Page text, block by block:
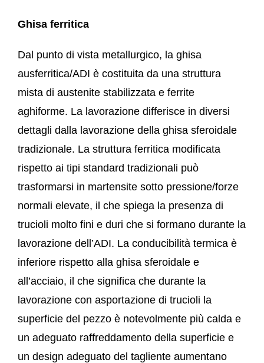
Ghisa ferritica
Dal punto di vista metallurgico, la ghisa
ausferritica/ADI è costituita da una struttura
mista di austenite stabilizzata e ferrite
aghiforme. La lavorazione differisce in diversi
dettagli dalla lavorazione della ghisa sferoidale
tradizionale. La struttura ferritica modificata
rispetto ai tipi standard tradizionali può
trasformarsi in martensite sotto pressione/forze
normali elevate, il che spiega la presenza di
trucioli molto fini e duri che si formano durante la
lavorazione dell’ADI. La conducibilità termica è
inferiore rispetto alla ghisa sferoidale e
all’acciaio, il che significa che durante la
lavorazione con asportazione di trucioli la
superficie del pezzo è notevolmente più calda e
un adeguato raffreddamento della superficie e
un design adeguato del tagliente aumentano